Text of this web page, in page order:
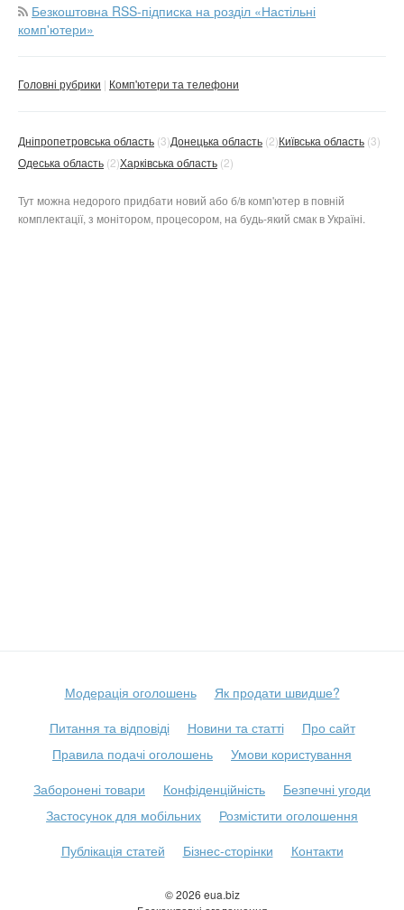
Безкоштовна RSS-підписка на розділ «Настільні
комп'ютери»
Головні рубрики Комп'ютери та телефони
Дніпропетровська область (3)Донецька область (2)Київська область (3)
Одеська область (2)Харківська область (2)
Тут можна недорого придбати новий або б/в комп'ютер в повній
комплектації, з монітором, процесором, на будь-який смак в Україні.
© 2026 eua.biz
Модерація оголошень
Як продати швидше?
Питання та відповіді
Новини та статті
Про сайт
Правила подачі оголошень
Умови користування
Заборонені товари
Конфіденційність
Безпечні угоди
Застосунок для мобільних
Розмістити оголошення
Публікація статей
Бізнес-сторінки Контакти